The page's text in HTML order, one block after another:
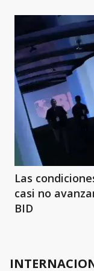
Las
casi no
BID